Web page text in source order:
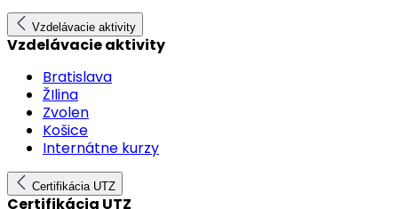
Vzdelávacie aktivity
Vzdelávacie aktivity
Bratislava
ŽIlina
Zvolen
Košice
Internátne kurzy
Certifikácia UTZ
Certifikácia UTZ